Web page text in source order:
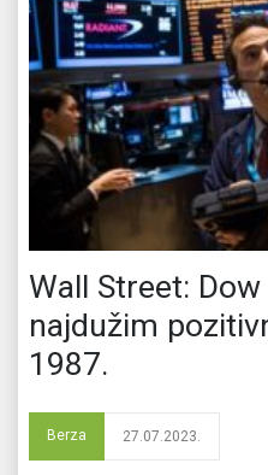
Wall Street:
najdužim
1987.
Berza 27.07.2023.